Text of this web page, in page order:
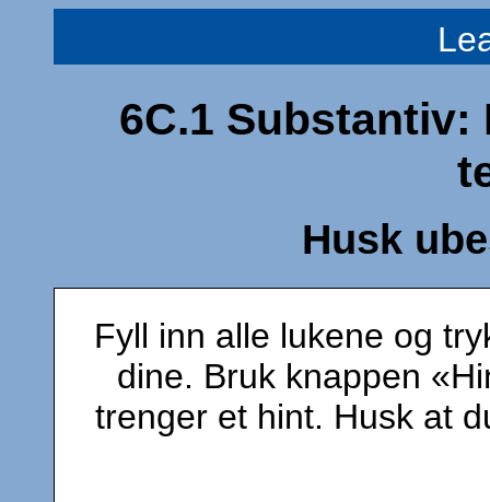
6C.1
Husk
Fyll inn alle lukene og
dine. Bruk knappen
trenger et hint. Husk at